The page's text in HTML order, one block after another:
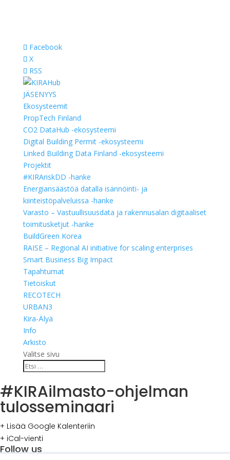
Facebook
X
RSS
JÄSENYYS
Ekosysteemit
PropTech Finland
CO2 DataHub -ekosysteemi
Digital Building Permit -ekosysteemi
Linked Building Data Finland -ekosysteemi
Projektit
#KIRAriskDD -hanke
Energiansäästöä datalla isännöinti- ja
kiinteistöpalveluissa -hanke
Varasto – Vastuullisuusdata ja rakennusalan digitaaliset
toimitusketjut -hanke
BuildGreen Korea
RAISE – Regional AI initiative for scaling enterprises
Smart Business Big Impact
Tapahtumat
Tietoiskut
RECOTECH
URBAN3
Kira-Älyä
Info
Arkisto
Valitse sivu
#KIRAilmasto-ohjelman
tulosseminaari
+ Lisää Google Kalenteriin
+ iCal-vienti
Follow us